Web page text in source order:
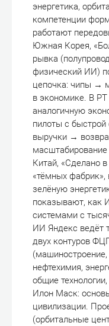
энергетика,
компетенции
работают
Южная Корея,
рывка
физический ИИ)
цепочка: чипы →
в экономике. В
аналогичную
пилоты с
выручки →
Китай, «Сделано
«тёмных
зелёную
показывают, как
системами с
ИИ Яндекс ведёт
двух контуров
(машиностроение,
нефтехимия,
общие
Илон Маск:
цивилизации.
(орбитальные